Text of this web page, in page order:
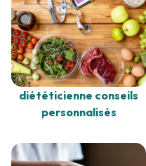
diététicienne conseils
personnalisés